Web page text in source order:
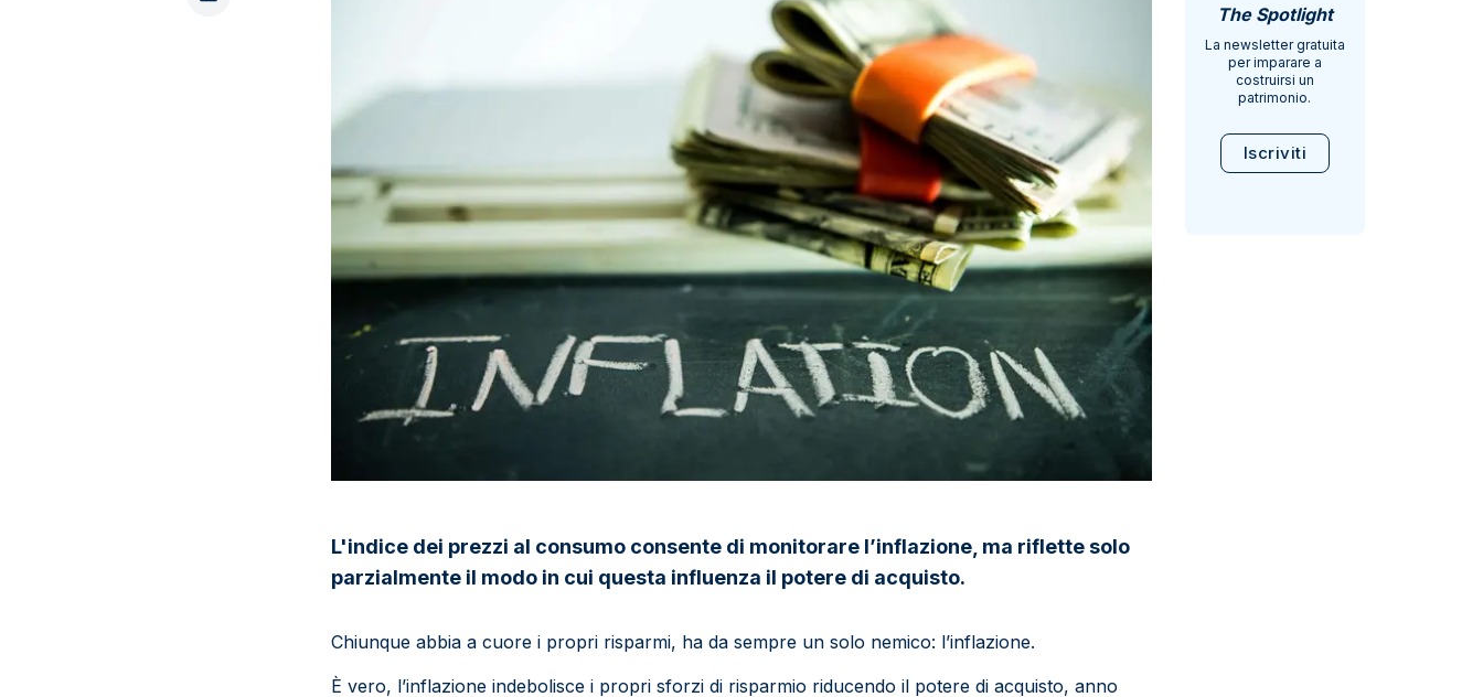
L'indice dei prezzi al consumo consente di monitorare l’inflazione, ma riflette solo
parzialmente il modo in cui questa influenza il potere di acquisto.
Chiunque abbia a cuore i propri risparmi, ha da sempre un solo nemico: l’inflazione.
È vero, l’inflazione indebolisce i propri sforzi di risparmio riducendo il potere di acquisto, anno
The Spotlight
La newsletter gratuita
per imparare a
costruirsi un
patrimonio.
Iscriviti